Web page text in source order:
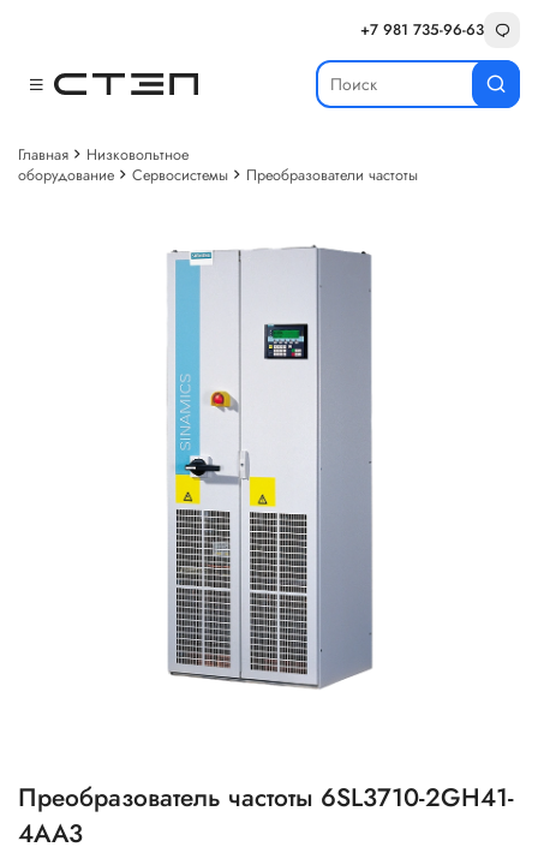
+7 981 735-96-63
Главная
Низковольтное
оборудование
Сервосистемы Преобразователи частоты
Преобразователь частоты 6SL3710-2GH41-
4AA3